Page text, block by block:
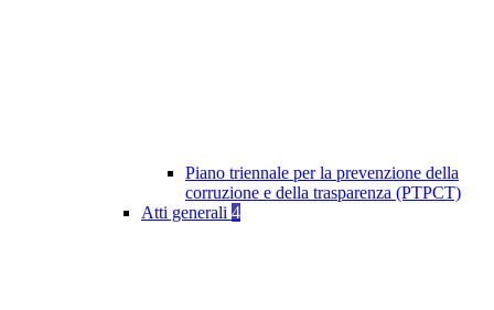
Piano triennale per la prevenzione della
corruzione e della trasparenza (PTPCT)
Atti generali 4